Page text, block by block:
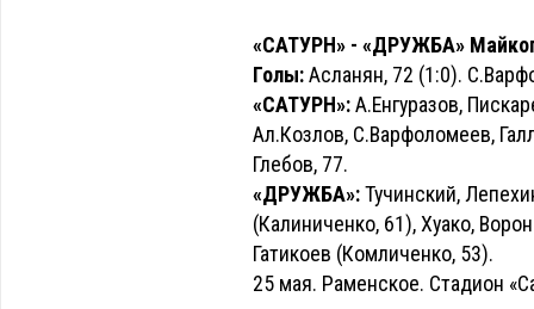
«САТУРН» - «ДРУЖБА»
Голы:Асланян, 72 (1:0).
«САТУРН»:А.Енгуразов,
Ал.Козлов, С.Варфоломеев,
Глебов, 77.
«ДРУЖБА»:Тучинский,
(Калиниченко, 61), Хуако,
Гатикоев (Комличенко, 53).
25 мая. Раменское. Стадион